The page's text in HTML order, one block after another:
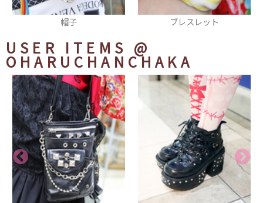
ブレスレット 缶バッヂ
USER ITEMS @
OHARUCHANCHAKA